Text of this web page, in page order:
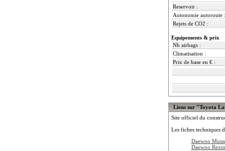
Reservoir :
Autonomie autoroute :
Rejets de CO2 :
Equipements & prix
Nb airbags :
Climatisation :
Prix de base en € :
Liens sur "Toyota
Site officiel du
Les fiches techniques
Daewoo
Daewoo